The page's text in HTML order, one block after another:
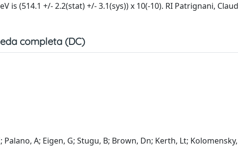
(514.1 +/- 2.2(stat) +/- 3.1(sys)) x 10(-10). RI Patrignani,
completa (DC)
Palano, A; Eigen, G; Stugu, B; Brown, Dn; Kerth, Lt; Kolomensky,